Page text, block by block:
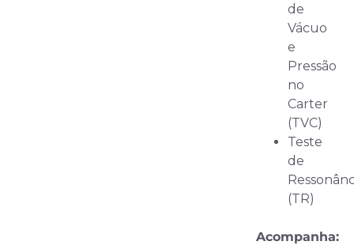
de
Vácuo
e
Pressão
no
Carter
(TVC)
Teste
de
(TR)
Acompanha: